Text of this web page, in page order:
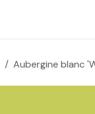
Aubergine blanc